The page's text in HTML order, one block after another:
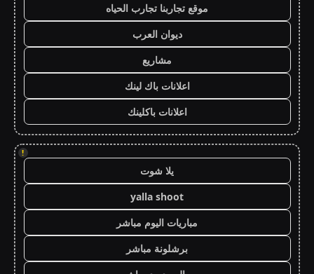
موقع تجاربنا تجارب الحياه
ديوان العرب
مشاريع
اعلانات باك لينك
اعلانات باكلينك
!
يلا شوت
yalla shoot
مباريات اليوم مباشر
برشلونة مباشر